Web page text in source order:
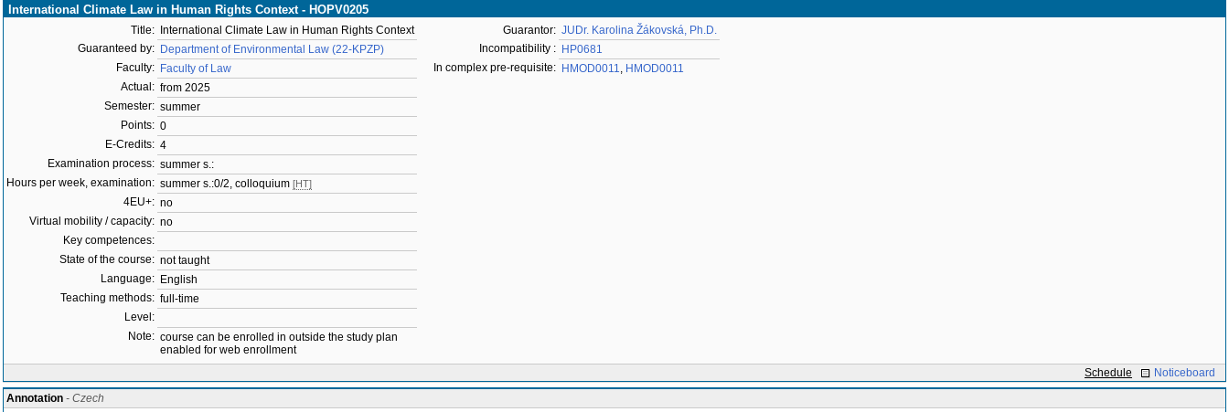
International Climate Law in Human Rights Context - HOPV0205
Title:
International Climate Law in Human Rights Context
Guaranteed by: Department of Environmental Law (22-KPZP)
Faculty: Faculty of Law
Actual: from 2025
Semester: summer
Points: 0
E-Credits: 4
Examination process: summer s.:
Hours per week, examination: summer s.:0/2, colloquium [HT]
4EU+: no
Virtual mobility / capacity: no
Key competences:
State of the course: not taught
Language: English
Teaching methods: full-time
Level:
Note: course can be enrolled in outside the study plan
enabled for web enrollment
Guarantor: JUDr. Karolina Žákovská, Ph.D.
Incompatibility : HP0681
In complex pre-requisite: HMOD0011, HMOD0011
Schedule
Noticeboard
Annotation - Czech